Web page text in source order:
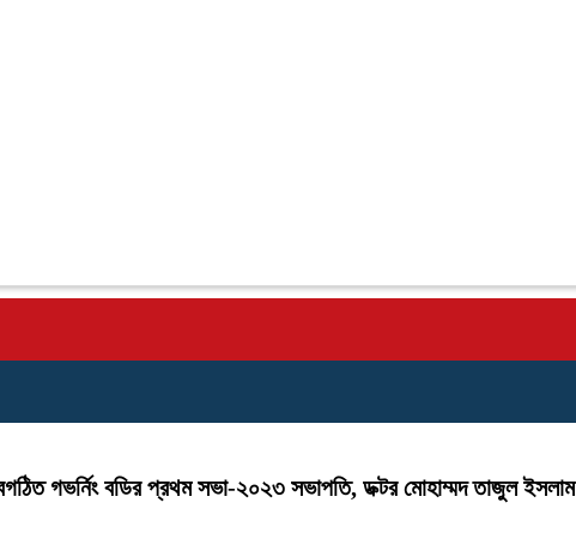
গভর্নিং বডির প্রথম সভা-২০২৩ সভাপতি, ডক্টর মোহাম্মদ তাজুল ইসলাম